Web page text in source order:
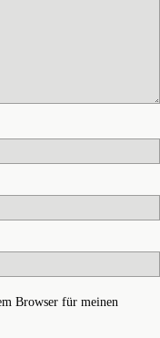
Browser für meinen